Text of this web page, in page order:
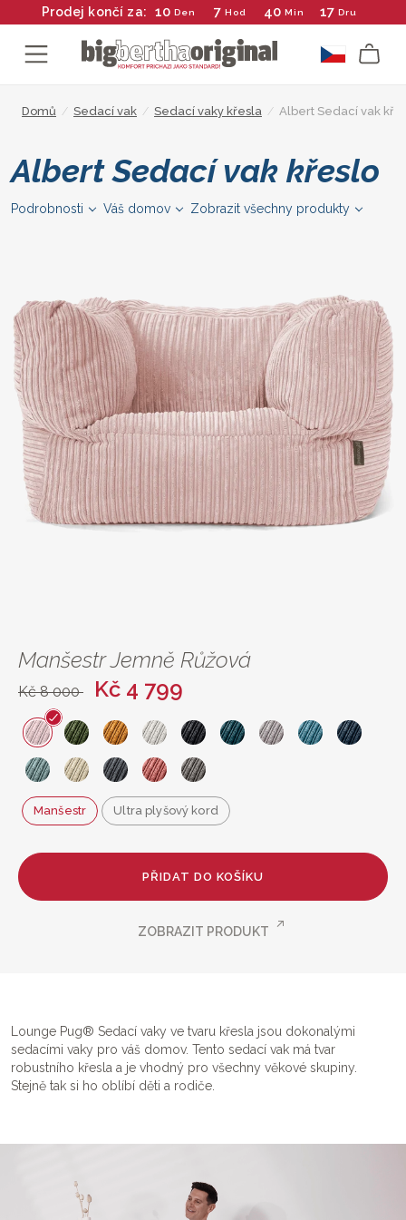
Prodej končí za: 10 Den 7 Hod 40 Min 16 Dru
Domů / Sedací vak / Sedací vaky křesla / Albert Sedací vak
Albert Sedací vak křeslo
Podrobnosti Váš domov Zobrazit všechny produkty
Manšestr Jemně Růžová
Kč 8 000 Kč 4 799
Manšestr Ultra plyšový kord
PŘIDAT DO KOŠÍKU
ZOBRAZIT PRODUKT
Lounge Pug® Sedací vaky ve tvaru křesla jsou dokonalými
sedacími vaky pro váš domov. Tento sedací vak má tvar
robustního křesla a je vhodný pro všechny věkové skupiny.
Stejně tak si ho oblíbí děti a rodiče.